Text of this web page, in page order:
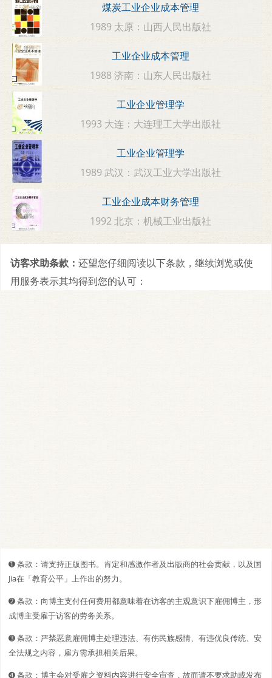
煤炭工业企业成本管理
1989 太原：山西人民出版社
工业企业成本管理
1988 济南：山东人民出版社
工业企业管理学
1993 大连：大连理工大学出版社
工业企业管理学
1989 武汉：武汉工业大学出版社
工业企业成本财务管理
1992 北京：机械工业出版社
访客求助条款： 还望您仔细阅读以下条款，继续浏览或使
用服务表示其均得到您的认可：
➊️ 条款：请支持正版图书。肯定和感激作者及出版商的社会贡献，以及国
Jia在「教育公平」上作出的努力。
➋️️ 条款：向博主支付任何费用都意味着在访客的主观意识下雇佣博主，形
成博主受雇于访客的劳务关系。
➌ 条款：严禁恶意雇佣博主处理违法、有伤民族感情、有违优良传统、安
全法规之内容，雇方需承担相关后果。
➍ 条款：博主会对受雇之资料内容进行安全审查，故而请不要求助或发布